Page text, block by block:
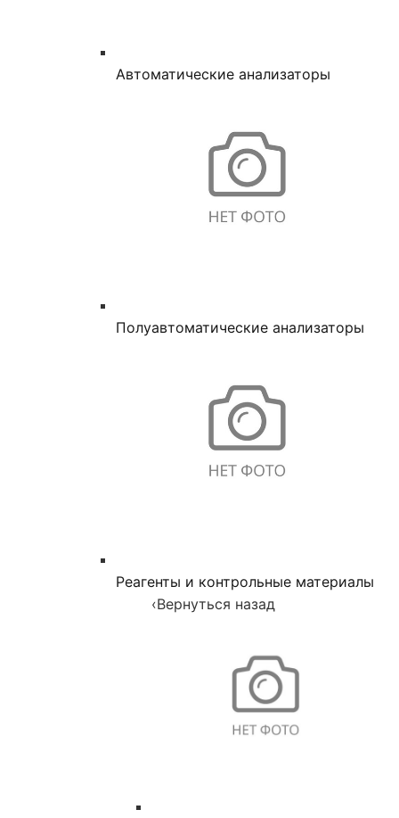
Автоматические анализаторы
Полуавтоматические анализаторы
Реагенты и контрольные материалы
‹Вернуться назад